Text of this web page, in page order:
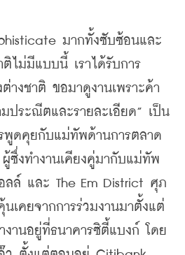
มากทั้งซับซ้อนและ
ไม่มีแบบนี้ เราได้รับการ
างชาติ ขอมาดูงานเพราะค้า
ประณีตและรายละเอียด” เป็น
พูดคุยกับแม่ทัพด้านการตลาด
ซึ่งทำงานเคียงคู่มากับแม่ทัพ
ลล์ และ The Em District ศุภ
คยจากการร่วมงานมาตั้งแต่
านอยู่ที่ธนาคารซิตี้แบงก์ โดย